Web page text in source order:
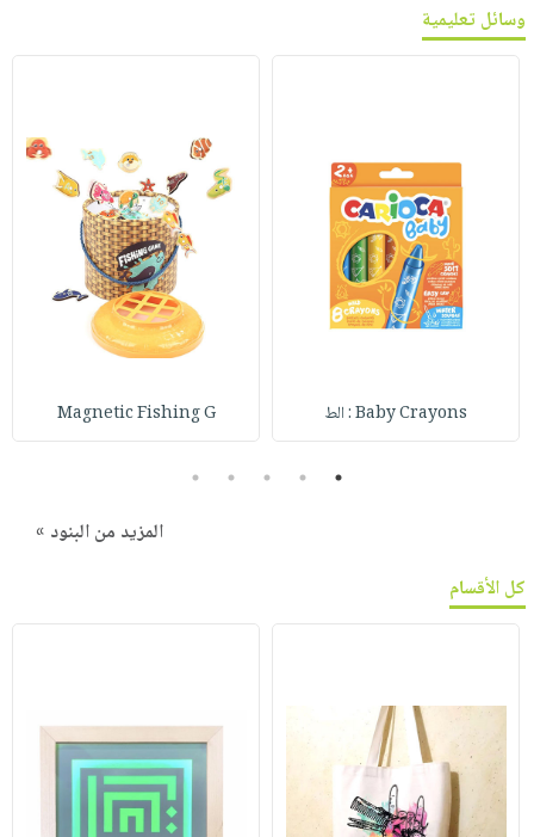
وسائل تعليمية
Baby Crayons : الط Magnetic Fishing G
1
2
3
4
5
المزيد من البنود »
كل الأقسام